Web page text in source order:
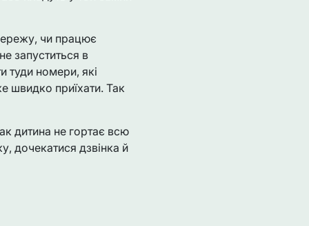
чи працює
запуститься в
туди номери, які
швидко приїхати. Так
дитина не гортає всю
дочекатися дзвінка й